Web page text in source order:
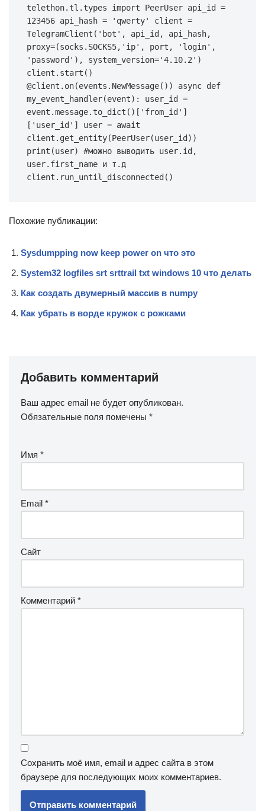
telethon.tl.types import PeerUser api_id =
123456 api_hash = 'qwerty' client =
TelegramClient('bot', api_id, api_hash,
proxy=(socks.SOCKS5,'ip', port, 'login',
'password'), system_version='4.10.2')
client.start()
@client.on(events.NewMessage()) async def
my_event_handler(event): user_id =
event.message.to_dict()['from_id']
['user_id'] user = await
client.get_entity(PeerUser(user_id))
print(user) #можно выводить user.id,
user.first_name и т.д
client.run_until_disconnected()
Похожие публикации:
Sysdumpping now keep power on что это
System32 logfiles srt srttrail txt windows 10 что делать
Как создать двумерный массив в numpy
Как убрать в ворде кружок с рожками
Добавить комментарий
Ваш адрес email не будет опубликован.
Обязательные поля помечены *
Имя *
Email *
Сайт
Комментарий *
Сохранить моё имя, email и адрес сайта в этом
браузере для последующих моих комментариев.